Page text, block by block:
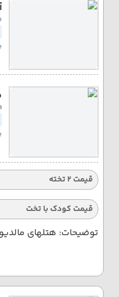
قیمت 2 تخته
قیمت کودک با تخت
توضیحات: هتلهای